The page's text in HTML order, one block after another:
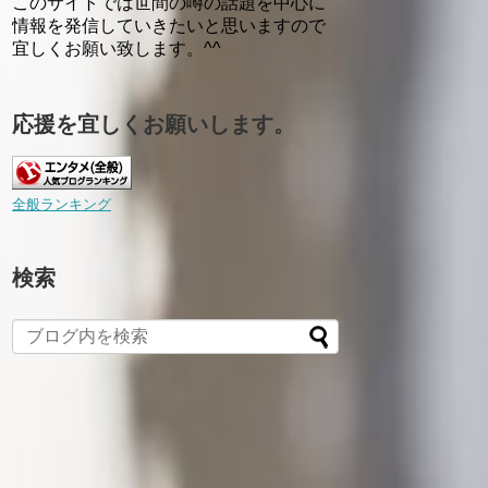
情報を発信していきたいと思いますので
宜しくお願い致します。^^
応援を宜しくお願いします。
全般ランキング
検索